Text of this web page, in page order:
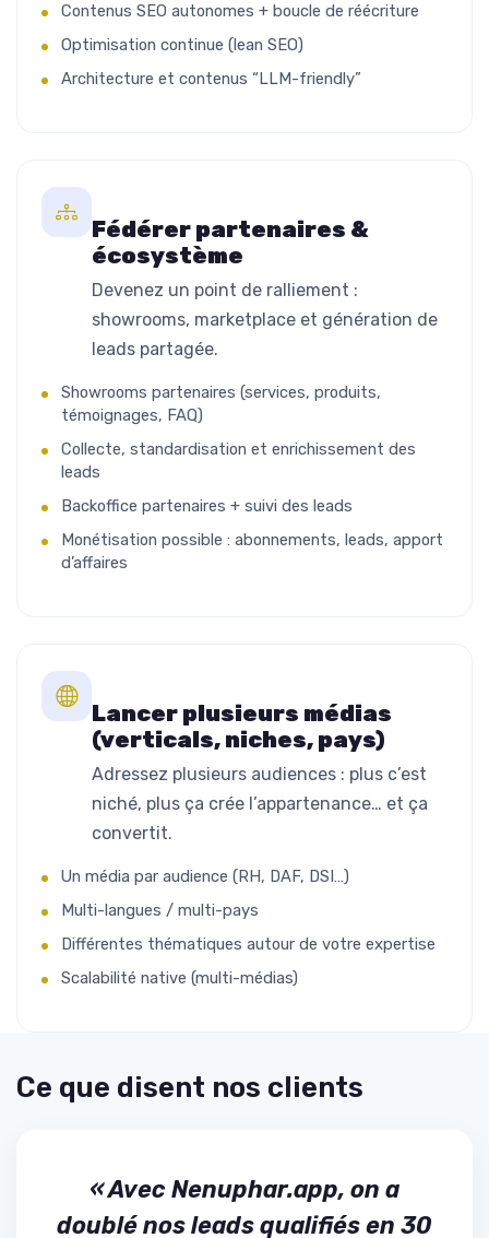
Contenus SEO autonomes + boucle de réécriture
Optimisation continue (lean SEO)
Architecture et contenus “LLM-friendly”
Fédérer partenaires &
écosystème
Devenez un point de ralliement :
showrooms, marketplace et génération de
leads partagée.
Showrooms partenaires (services, produits,
témoignages, FAQ)
Collecte, standardisation et enrichissement des
leads
Backoffice partenaires + suivi des leads
Monétisation possible : abonnements, leads, apport
d’affaires
Lancer plusieurs médias
(verticals, niches, pays)
Adressez plusieurs audiences : plus c’est
niché, plus ça crée l’appartenance… et ça
convertit.
Un média par audience (RH, DAF, DSI…)
Multi-langues / multi-pays
Différentes thématiques autour de votre expertise
Scalabilité native (multi-médias)
Ce que disent nos clients
« Avec Nenuphar.app, on a
doublé nos leads qualifiés en 30